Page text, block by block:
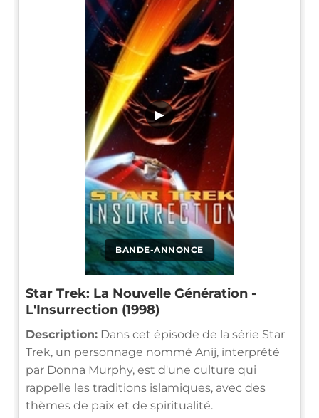
BANDE-ANNONCE
▶
Star Trek: La Nouvelle Génération -
L'Insurrection (1998)
Description: Dans cet épisode de la série Star
Trek, un personnage nommé Anij, interprété
par Donna Murphy, est d'une culture qui
rappelle les traditions islamiques, avec des
thèmes de paix et de spiritualité.